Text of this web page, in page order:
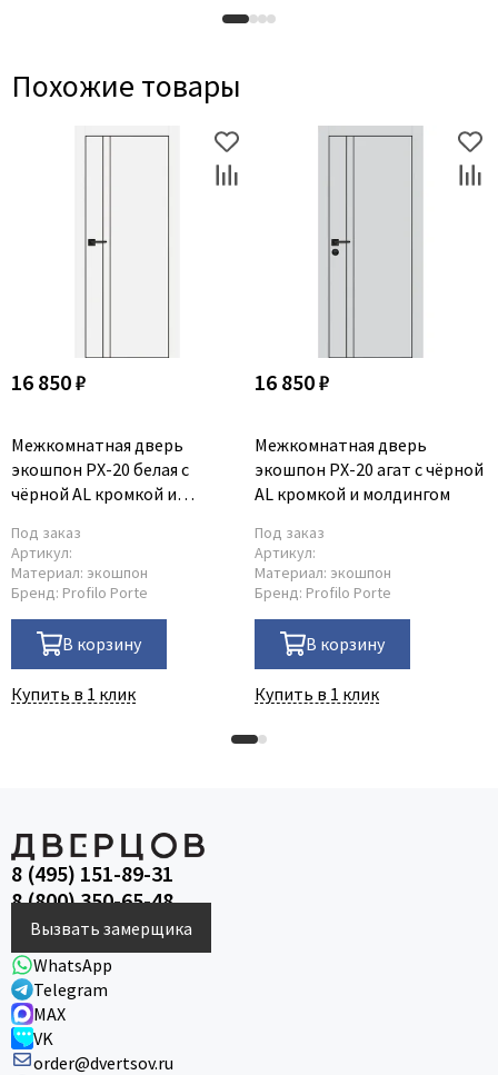
Похожие товары
16 850 ₽
Межкомнатная дверь
экошпон PX-20 белая с
чёрной AL кромкой и
Под заказ
Артикул:
Материал: экошпон
Бренд: Profilo Porte
В корзину
Купить в 1 клик
16 850 ₽
Межкомнатная дверь
экошпон PX-20 агат с чёрной
AL кромкой и молдингом
Под заказ
Артикул:
Материал: экошпон
Бренд: Profilo Porte
В корзину
Купить в 1 клик
8 (495) 151-89-31
8 (800) 350-65-48
Вызвать замерщика
WhatsApp
Telegram
MAX
VK
order@dvertsov.ru